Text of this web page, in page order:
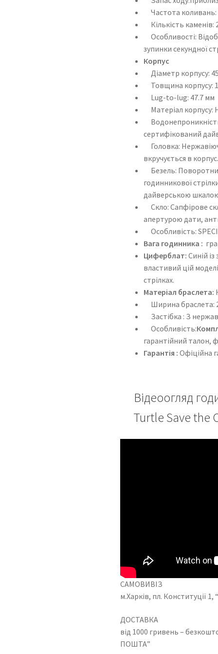
Частота коливань:
Кількість каменів:
Особливості:
зупинки секундної
Корпус
Діаметр корпусу:
Товщина корпусу:
Lug-to-lug: 47.7 мм
Матеріал корпусу:
сертифікований
Головка:
вкручується в
Безель:
годинникової
дайверською
Скло: Сапфірове
апертурою дати,
Особливість:
Вага годинника :
Циферблат:Синій
властивий цій
стрілках.
Матеріал браслета:
Ширина браслета:
Застібка : З
Особливість:
гарантійний талон,
Гарантія :Офіційна
Відеоогляд
Turtle Save the
САМОВИВІЗ
м.Харків, пл. Конституції
ДОСТАВКА
від 1000 гривень –
ПОШТА”